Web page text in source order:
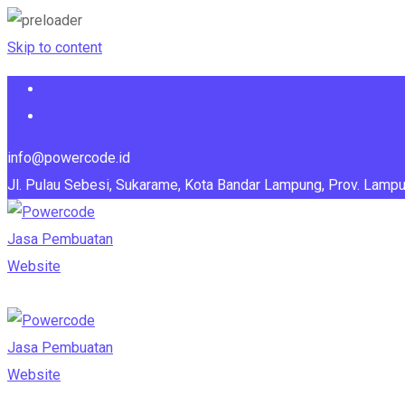
Skip to content
info@powercode.id
Jl. Pulau Sebesi, Sukarame, Kota Bandar Lampung, Prov.